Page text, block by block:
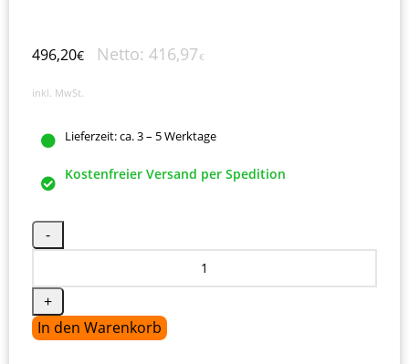
496,20€ Netto: 416,97€
inkl. MwSt.
Kostenfreier Versand per Spedition
Lieferzeit:ca. 3 – 5 Werktage
In den Warenkorb